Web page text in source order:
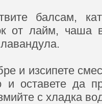
балсам,
от лайм, чаша
и изсипете
и оставете да
с хладка